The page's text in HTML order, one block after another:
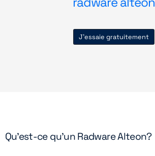
J'essaie gratuitement
Qu'est-ce qu'un Radware Alteon?